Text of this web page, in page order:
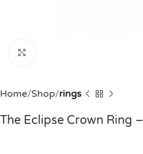
Home Shop rings
The Eclipse Crown Ring